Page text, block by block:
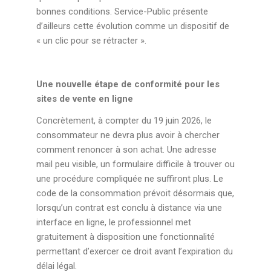
bonnes conditions. Service-Public présente
d’ailleurs cette évolution comme un dispositif de
« un clic pour se rétracter ».
Une nouvelle étape de conformité pour les
sites de vente en ligne
Concrètement, à compter du 19 juin 2026, le
consommateur ne devra plus avoir à chercher
comment renoncer à son achat. Une adresse
mail peu visible, un formulaire difficile à trouver ou
une procédure compliquée ne suffiront plus. Le
code de la consommation prévoit désormais que,
lorsqu’un contrat est conclu à distance via une
interface en ligne, le professionnel met
gratuitement à disposition une fonctionnalité
permettant d’exercer ce droit avant l’expiration du
délai légal.